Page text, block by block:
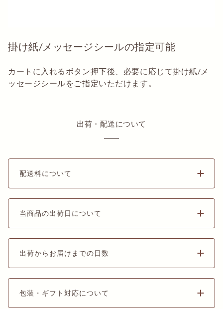
掛け紙/メッセージシールの指定可能
カートに入れるボタン押下後、必要に応じて掛け紙/メ
ッセージシールをご指定いただけます。
出荷・配送について
配送料について
当商品の出荷日について
出荷からお届けまでの日数
包装・ギフト対応について